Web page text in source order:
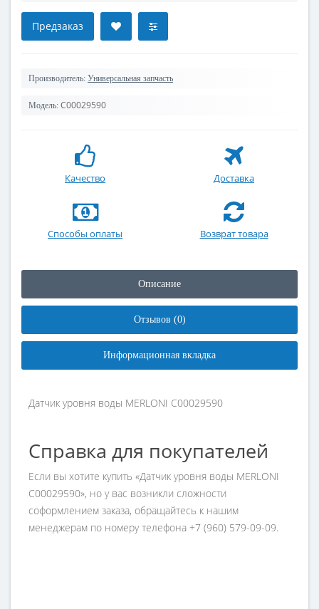
Предзаказ
Производитель: Универсальная запчасть
Модель: C00029590
Качество Доставка
Способы оплаты Возврат товара
Описание
Отзывов (0)
Информационная вкладка
Датчик уровня воды MERLONI C00029590
Справка для покупателей
Если вы хотите купить «Датчик уровня воды MERLONI
C00029590», но у вас возникли сложности
соформлением заказа, обращайтесь к нашим
менеджерам по номеру телефона +7 (960) 579-09-09.